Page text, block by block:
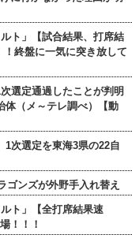
ト」【試合結果、打席結
終盤に一気に突き放して
選定通過したことが判明
体（メ～テレ調べ）【動
1次選定を東海3県の22自
ゴンズが外野手入れ替え
ト」【全打席結果速
！！！